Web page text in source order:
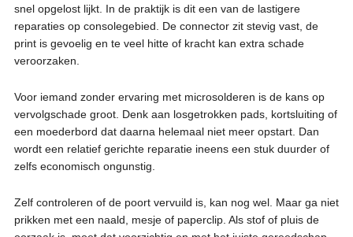
snel opgelost lijkt. In de praktijk is dit een van de lastigere
reparaties op consolegebied. De connector zit stevig vast, de
print is gevoelig en te veel hitte of kracht kan extra schade
veroorzaken.
Voor iemand zonder ervaring met microsolderen is de kans op
vervolgschade groot. Denk aan losgetrokken pads, kortsluiting of
een moederbord dat daarna helemaal niet meer opstart. Dan
wordt een relatief gerichte reparatie ineens een stuk duurder of
zelfs economisch ongunstig.
Zelf controleren of de poort vervuild is, kan nog wel. Maar ga niet
prikken met een naald, mesje of paperclip. Als stof of pluis de